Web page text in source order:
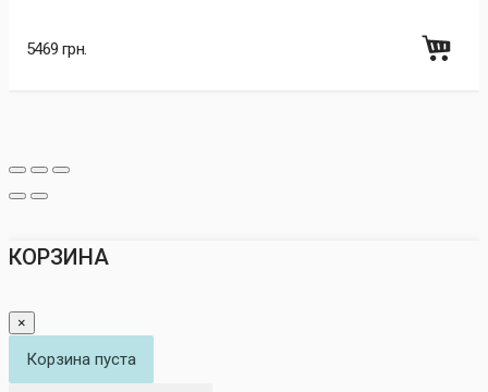
5469 грн.
КОРЗИНА
×
Корзина пуста